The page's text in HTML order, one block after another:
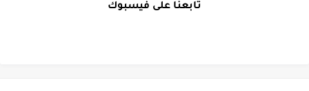
تابعنا على فيسبوك